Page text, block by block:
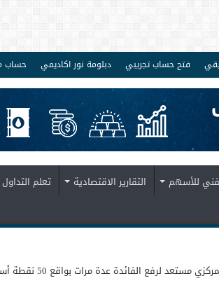
فتح حساب تجريبي دبلومة نور اكاديمي حساب
للأسهم التقارير الاقتصادية تعلم
مستعد لرفع الفائدة عدة مرات بواقع 50 نقطة أساس